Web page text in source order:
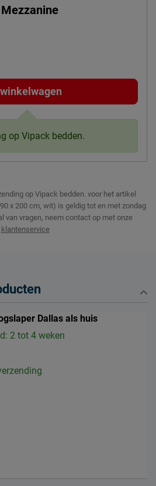
op Vipack bedden.
op Vipack bedden. voor het artikel
x 200 cm, wit) is geldig tot en met zondag
van vragen, neem contact op met onze
klantenservice
Dallas als huis
2 tot 4 weken